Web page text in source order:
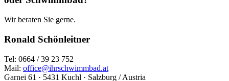
Wir beraten Sie gerne.
Ronald Schönleitner
Tel: 0664 / 39 23 752
Mail: office@ihrschwimmbad.at
Garnei 61 · 5431 Kuchl · Salzburg / Austria